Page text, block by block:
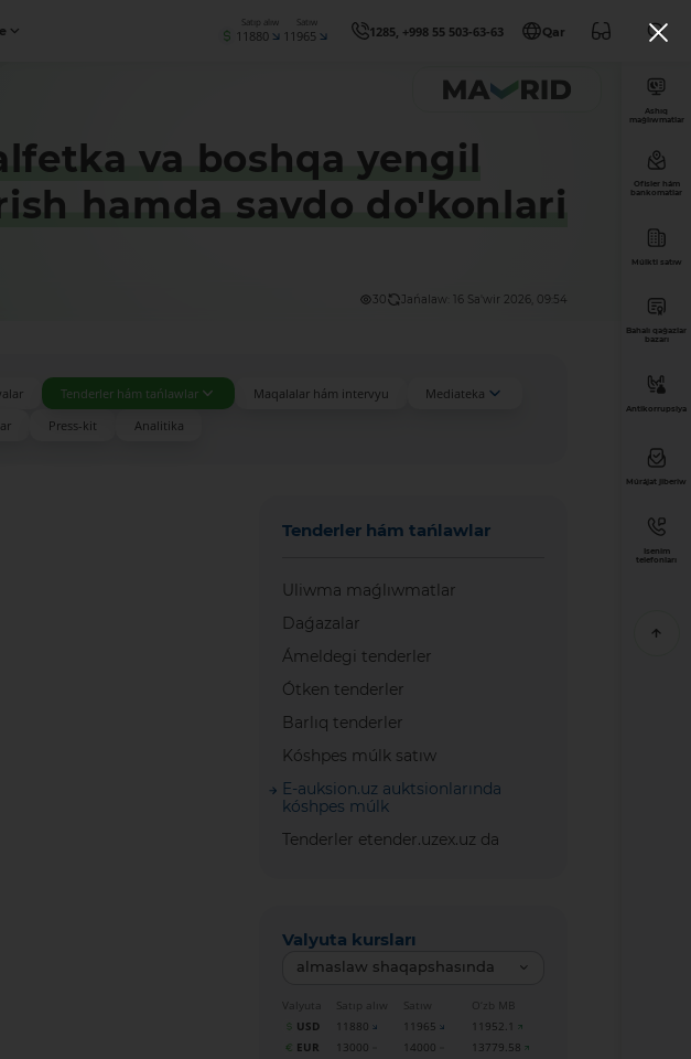
Satıp alıw
11880
Satıw
11965 1285, +998 55 503-63-63 Qar
va boshqa yengil
hamda savdo do'konlari
30 Jańalaw: 16 Sa'wir 2026, 09:54
Tenderler hám tańlawlar Maqalalar hám intervyu
Mediateka
Press-kit Analitika
Tenderler hám tańlawlar
Uliwma maǵlıwmatlar
Daǵazalar
Ámeldegi tenderler
Ótken tenderler
Barlıq tenderler
Kóshpes múlk satıw
E-auksion.uz auktsionlarında
kóshpes múlk
Tenderler etender.uzex.uz da
Valyuta kursları
almaslaw shaqapshasında
Valyuta Satıp alıw Satıw
O‘zb MB
USD
11880 11965
11952.1
EUR
13000 14000
13779.58
Ashıq
maǵlıwmatlar
Ofisler hám
bankomatlar
Múlkti satıw
Bahalı qaǵazlar
bazarı
Antikorrupsiya
Múrájat jiberiw
Isenim
telefonları